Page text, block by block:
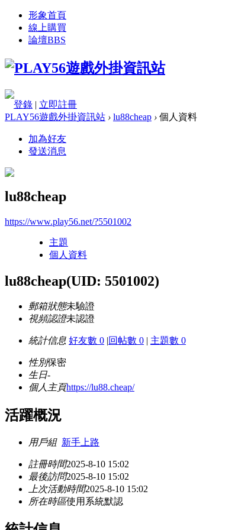
形象首頁
線上購買
論壇BBS
登錄 | 立即註冊
PLAY56遊戲外掛資訊站 › lu88cheap › 個人資料
加為好友
發送消息
lu88cheap
https://www.play56.net/?5501002
主題
個人資料
lu88cheap(UID: 5501002)
郵箱狀態未驗證
視頻認證未認證
統計信息 好友數 0 |回帖數 0 | 主題數 0
性別保密
生日-
個人主頁https://lu88.cheap/
活躍概況
用戶組 新手上路
註冊時間2025-8-10 15:02
最後訪問2025-8-10 15:02
上次活動時間2025-8-10 15:02
所在時區使用系統默認